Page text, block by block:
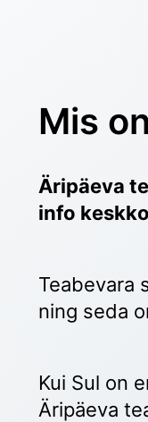
Mis
Äripäeva
info
Teabevara
ning seda
Kui Sul on
Äripäeva